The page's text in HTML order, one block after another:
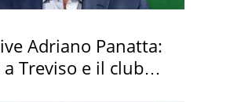
Adriano Panatta:
a Treviso e il club